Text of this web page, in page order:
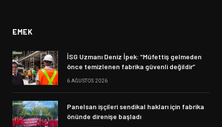
EMEK
İSG Uzmanı Deniz İpek: “Müfettiş gelmeden
önce temizlenen fabrika güvenli değildir”
6 AĞUSTOS 2026
Panelsan işçileri sendikal hakları için fabrika
önünde direnişe başladı